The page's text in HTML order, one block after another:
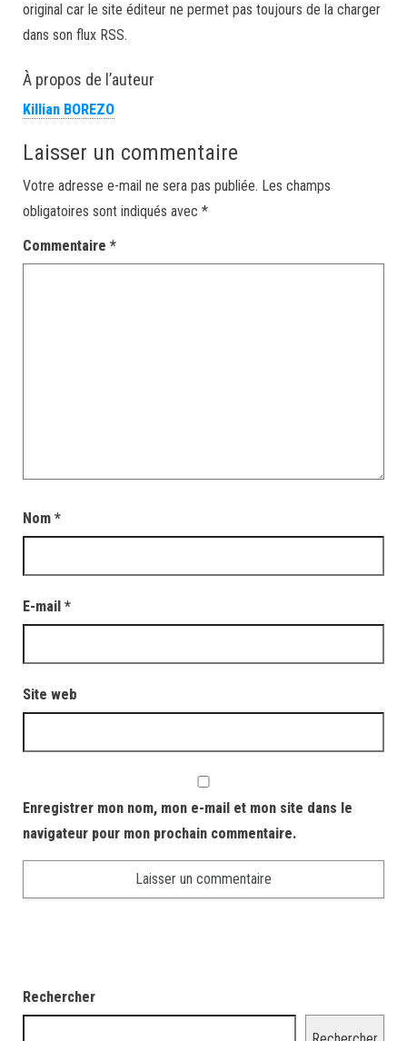
original car le site éditeur ne permet pas toujours de la charger
dans son flux RSS.
À propos de l’auteur
Killian BOREZO
Laisser un commentaire
Votre adresse e-mail ne sera pas publiée. Les champs
obligatoires sont indiqués avec *
Commentaire *
Nom *
E-mail *
Site web
Enregistrer mon nom, mon e-mail et mon site dans le
navigateur pour mon prochain commentaire.
Rechercher